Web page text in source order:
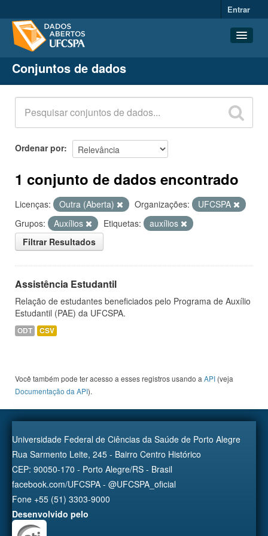
Entrar
Conjuntos de dados
Organizações
Grupos
Sobre
Conjuntos de dados
Ordenar por
1 conjunto de dados encontrado
Licenças: Outra (Aberta) Organizações:
UFCSPA
Grupos:
Auxílios Etiquetas:
auxílios
Filtrar Resultados
Assistência Estudantil
Relação de estudantes beneficiados pelo Programa de Auxílio
Estudantil (PAE) da UFCSPA.
ODT CSV
Você também pode ter acesso a esses registros usando a API (veja
Documentação da API).
Universidade Federal de Ciências da Saúde de Porto Alegre
Rua Sarmento Leite, 245 - Bairro Centro Histórico
CEP: 90050-170 - Porto Alegre/RS - Brasil
facebook.com/UFCSPA - @UFCSPA_oficial
Fone +55 (51) 3303-9000
Desenvolvido pelo